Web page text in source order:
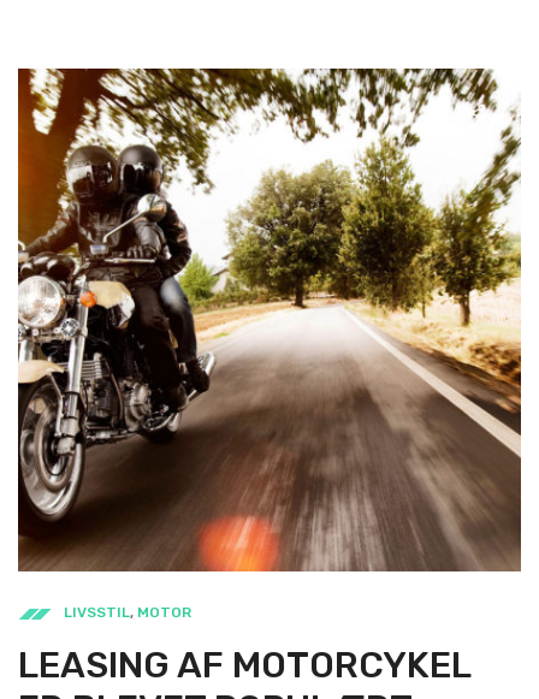
LIVSSTIL, MOTOR
LEASING AF MOTORCYKEL